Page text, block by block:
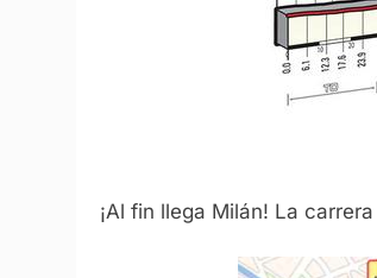
¡Al fin llega Milán! La